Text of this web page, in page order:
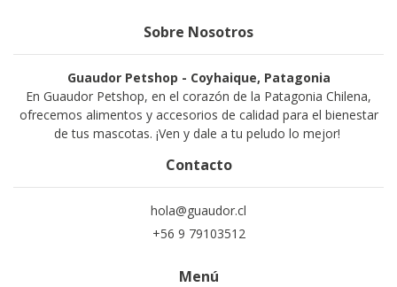
Sobre Nosotros
Guaudor Petshop - Coyhaique, Patagonia
En Guaudor Petshop, en el corazón de la Patagonia Chilena,
ofrecemos alimentos y accesorios de calidad para el bienestar
de tus mascotas. ¡Ven y dale a tu peludo lo mejor!
Contacto
hola@guaudor.cl
+56 9 79103512
Menú